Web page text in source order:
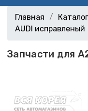
Главная
AUDI исправленый
Запчасти для